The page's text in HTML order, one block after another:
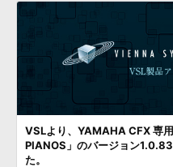
BGM »
SONICWIREブログ »
DTMガイド »
FAQ »
お問い合わせ »
ソフトウェア／ツール
VSLより、YAMAHA CFX 専
PIANOS」のバージョン
た。